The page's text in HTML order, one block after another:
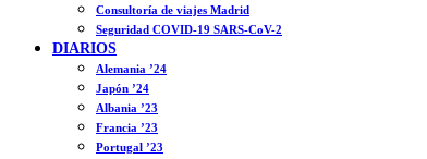
Consultoría de viajes Madrid
Seguridad COVID-19 SARS-CoV-2
DIARIOS
Alemania ’24
Japón ’24
Albania ’23
Francia ’23
Portugal ’23